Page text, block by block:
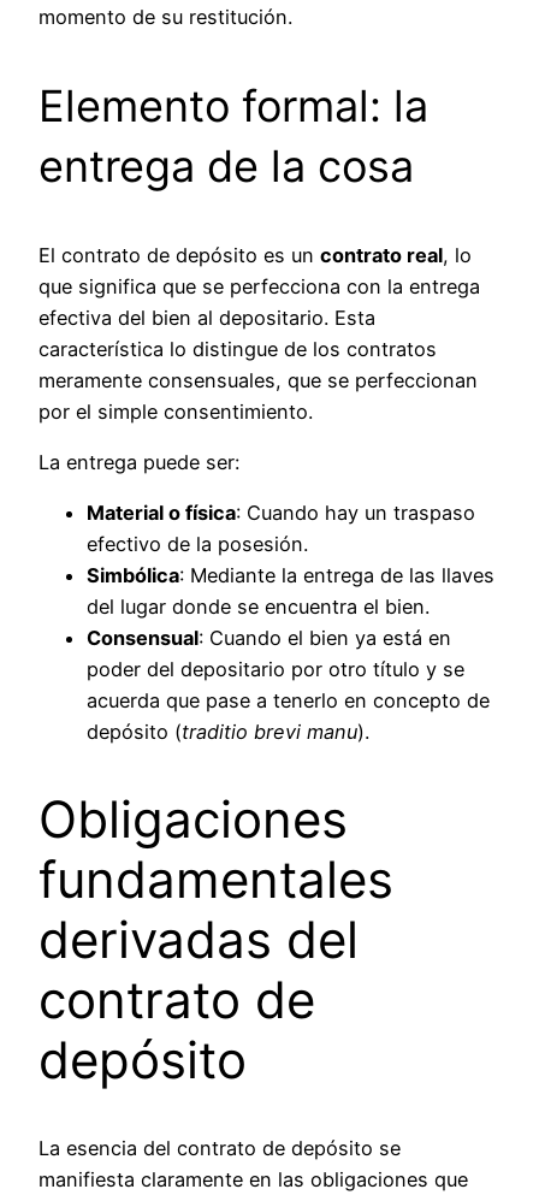
momento de su restitución.
Elemento formal: la
entrega de la cosa
El contrato de depósito es un contrato real, lo
que significa que se perfecciona con la entrega
efectiva del bien al depositario. Esta
característica lo distingue de los contratos
meramente consensuales, que se perfeccionan
por el simple consentimiento.
La entrega puede ser:
Material o física: Cuando hay un traspaso
efectivo de la posesión.
Simbólica: Mediante la entrega de las llaves
del lugar donde se encuentra el bien.
Consensual: Cuando el bien ya está en
poder del depositario por otro título y se
acuerda que pase a tenerlo en concepto de
depósito (traditio brevi manu).
Obligaciones
fundamentales
derivadas del
contrato de
depósito
La esencia del contrato de depósito se
manifiesta claramente en las obligaciones que